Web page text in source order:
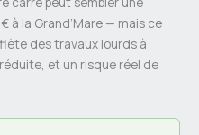
à la Grand’Mare — mais ce
des travaux lourds à
et un risque réel de